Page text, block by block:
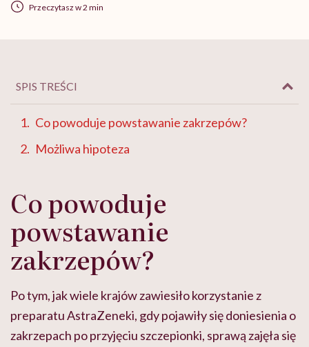
Przeczytasz w 2 min
SPIS TREŚCI
Co powoduje powstawanie zakrzepów?
Możliwa hipoteza
Co powoduje
powstawanie
zakrzepów?
Po tym, jak wiele krajów zawiesiło korzystanie z
preparatu AstraZeneki, gdy pojawiły się doniesienia o
zakrzepach po przyjęciu szczepionki, sprawą zajęła się